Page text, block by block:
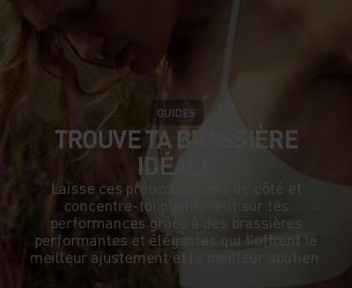
GUIDES
TROUVE TA BRASSIÈRE
IDÉALE
Laisse ces préoccupations de côté et
concentre-toi pleinement sur tes
performances grâce à des brassières
performantes et élégantes qui t'offrent le
meilleur ajustement et le meilleur soutien.